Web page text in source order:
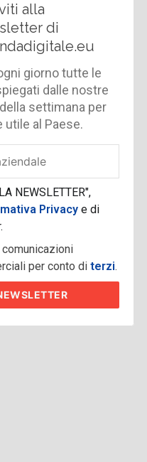
alla
di
giorno tutte le
dalle nostre
settimana per
utile al Paese.
NEWSLETTER",
Privacye di
per conto diterzi.